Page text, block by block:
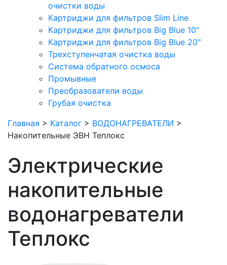
очистки воды
Картриджи для фильтров Slim Line
Картриджи для фильтров Big Blue 10"
Картриджи для фильтров Big Blue 20"
Трехступенчатая очистка воды
Система обратного осмоса
Промывные
Преобразователи воды
Грубая очистка
Главная > Каталог > ВОДОНАГРЕВАТЕЛИ >
Накопительные ЭВН Теплокс
Электрические
накопительные
водонагреватели
Теплокс